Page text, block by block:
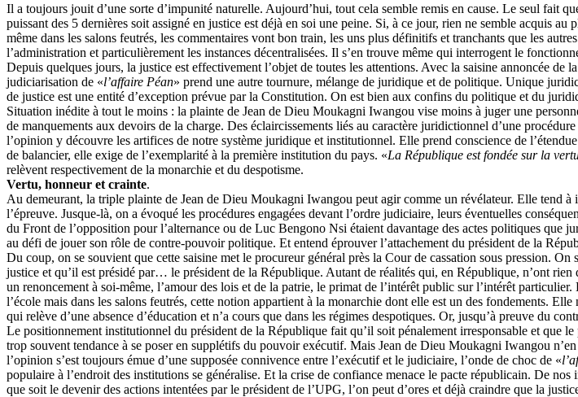
Il a toujours jouit d’une sorte d’impunité naturelle. Aujourd’hui, tout cela semble remis en cause. Le seul fait
puissant des 5 dernières soit assigné en justice est déjà en soi une peine. Si, à ce jour, rien ne semble acquis
même dans les salons feutrés, les commentaires vont bon train, les uns plus définitifs et tranchants que les
l’administration et particulièrement les instances décentralisées. Il s’en trouve même qui interrogent le
Depuis quelques jours, la justice est effectivement l’objet de toutes les attentions. Avec la saisine annoncée
judiciarisation de «l’affaire Péan» prend une autre tournure, mélange de juridique et de politique. Unique
de justice est une entité d’exception prévue par la Constitution. On est bien aux confins du politique et du
Situation inédite à tout le moins : la plainte de Jean de Dieu Moukagni Iwangou vise moins à juger une
de manquements aux devoirs de la charge. Des éclaircissements liés au caractère juridictionnel d’une
l’opinion y découvre les artifices de notre système juridique et institutionnel. Elle prend conscience de
de balancier, elle exige de l’exemplarité à la première institution du pays. «La République est fondée sur la
relèvent respectivement de la monarchie et du despotisme.
Vertu, honneur et crainte.
Au demeurant, la triple plainte de Jean de Dieu Moukagni Iwangou peut agir comme un révélateur. Elle tend
l’épreuve. Jusque-là, on a évoqué les procédures engagées devant l’ordre judiciaire, leurs éventuelles
du Front de l’opposition pour l’alternance ou de Luc Bengono Nsi étaient davantage des actes politiques
au défi de jouer son rôle de contre-pouvoir politique. Et entend éprouver l’attachement du président de la
Du coup, on se souvient que cette saisine met le procureur général près la Cour de cassation sous pression.
justice et qu’il est présidé par… le président de la République. Autant de réalités qui, en République, n’ont
un renoncement à soi-même, l’amour des lois et de la patrie, le primat de l’intérêt public sur l’intérêt particulier.
l’école mais dans les salons feutrés, cette notion appartient à la monarchie dont elle est un des fondements.
qui relève d’une absence d’éducation et n’a cours que dans les régimes despotiques. Or, jusqu’à preuve du
Le positionnement institutionnel du président de la République fait qu’il soit pénalement irresponsable et que
trop souvent tendance à se poser en supplétifs du pouvoir exécutif. Mais Jean de Dieu Moukagni Iwangou
l’opinion s’est toujours émue d’une supposée connivence entre l’exécutif et le judiciaire, l’onde de choc de «
populaire à l’endroit des institutions se généralise. Et la crise de confiance menace le pacte républicain. De
que soit le devenir des actions intentées par le président de l’UPG, l’on peut d’ores et déjà craindre que la